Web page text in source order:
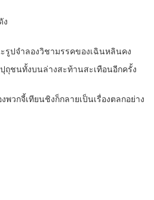
ง
ปจำลองวิชามรรคของเฉินหลินคง
ถุชนทั้งบนล่างสะท้านสะเทือนอีกครั้ง
วกจี้เทียนชิงก็กลายเป็นเรื่องตลกอย่าง